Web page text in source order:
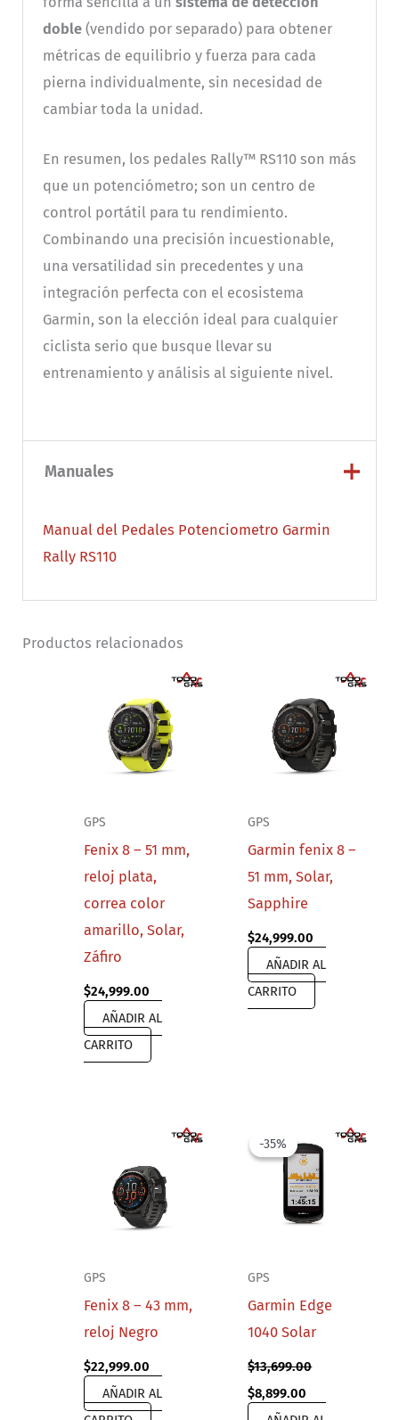
doble(vendido por separado) para obtener
métricas de equilibrio y fuerza para cada
pierna individualmente, sin necesidad de
cambiar toda la unidad.
En resumen, los pedales Rally™ RS110 son más
que un potenciómetro; son un centro de
control portátil para tu rendimiento.
Combinando una precisión incuestionable,
una versatilidad sin precedentes y una
integración perfecta con el ecosistema
Garmin, son la elección ideal para cualquier
ciclista serio que busque llevar su
entrenamiento y análisis al siguiente nivel.
Manuales
Manual del Pedales Potenciometro Garmin
Rally RS110
Productos relacionados
GPS
Fenix 8 – 51 mm,
reloj plata,
correa color
amarillo, Solar,
Záfiro
$24,999.00
AÑADIR AL
CARRITO
GPS
Garmin fenix 8 –
51 mm, Solar,
Sapphire
$24,999.00
AÑADIR AL
CARRITO
GPS
Fenix 8 – 43 mm,
reloj Negro
$22,999.00
AÑADIR AL
-35%
-35%
GPS
Garmin Edge
1040 Solar
$13,699.00
Original
price
$8,899.00
price